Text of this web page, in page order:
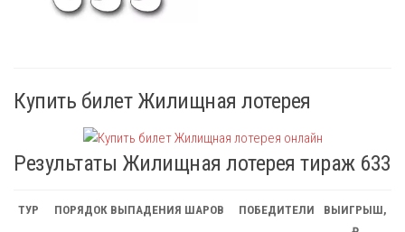
Купить билет Жилищная лотерея
Результаты Жилищная лотерея тираж 633
ТУР ПОРЯДОК ВЫПАДЕНИЯ ШАРОВ ПОБЕДИТЕЛИ
ВЫИГРЫШ,